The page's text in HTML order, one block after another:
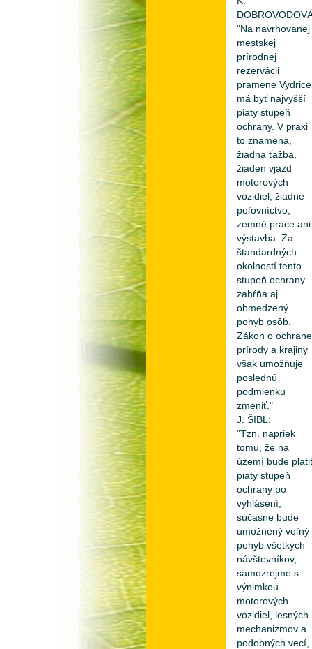
"Na navrhovanej
mestskej
prírodnej
rezervácii
pramene Vydrice
má byť najvyšší
piaty stupeň
ochrany. V praxi
to znamená,
žiadna ťažba,
žiaden vjazd
motorových
vozidiel, žiadne
poľovníctvo,
zemné práce ani
výstavba. Za
štandardných
okolností tento
stupeň ochrany
zahŕňa aj
obmedzený
pohyb osôb.
Zákon o ochrane
prírody a krajiny
však umožňuje
poslednú
podmienku
zmeniť."
J. ŠIBL:
"Tzn. napriek
tomu, že na
území bude
piaty stupeň
ochrany po
vyhlásení,
súčasne bude
umožnený voľný
pohyb všetkých
návštevníkov,
samozrejme s
výnimkou
motorových
vozidiel, lesných
mechanizmov a
podobných vecí,